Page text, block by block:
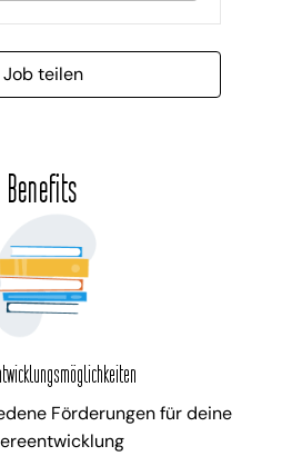
Job teilen
Benefits
Förderungen für deine